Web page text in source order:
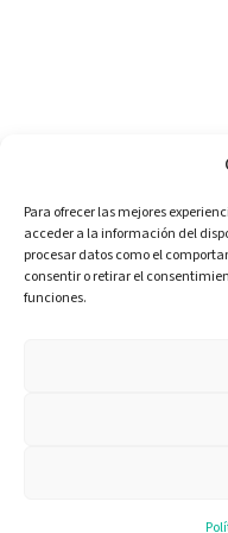
Para ofrecer las mejores
acceder a la información del
procesar datos como el
consentir o retirar el
funciones.